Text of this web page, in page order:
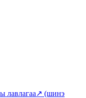
лавлагаа↗ (шинэ